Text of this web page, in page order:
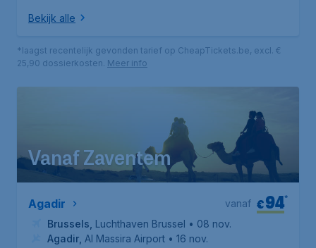
Bekijk alle
*laagst recentelijk gevonden tarief op CheapTickets.be, excl. €
25,90 dossierkosten. Meer info
Vanaf Zaventem
Agadir €94*
vanaf
Brussels Luchthaven Brussel • 08 nov.
Agadir Al Massira Airport • 16 nov.